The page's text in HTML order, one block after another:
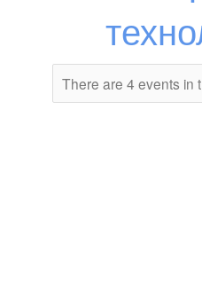
There are 4 events in